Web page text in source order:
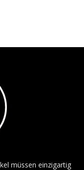
müssen einzigartig